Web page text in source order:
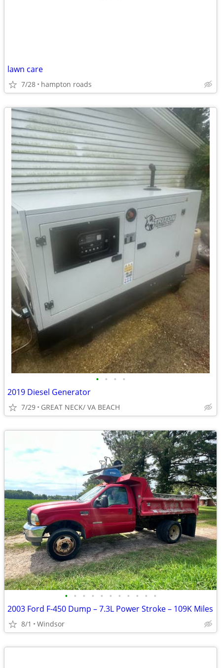
lawn care
7/28 hampton roads
• • • •
2019 Diesel Generator
7/29 GREAT NECK/ VA BEACH
• • • • • • • • • • •
2003 Ford F-450 Dump – 7.3L Power Stroke – 109K Miles
8/1 Windsor